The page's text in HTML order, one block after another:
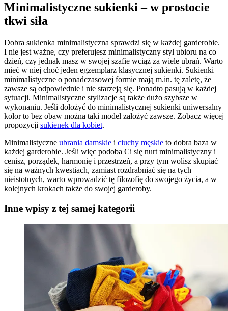
Minimalistyczne sukienki – w prostocie
tkwi siła
Dobra sukienka minimalistyczna sprawdzi się w każdej garderobie.
I nie jest ważne, czy preferujesz minimalistyczny styl ubioru na co
dzień, czy jednak masz w swojej szafie wciąż za wiele ubrań. Warto
mieć w niej choć jeden egzemplarz klasycznej sukienki. Sukienki
minimalistyczne o ponadczasowej formie mają m.in. tę zaletę, że
zawsze są odpowiednie i nie starzeją się. Ponadto pasują w każdej
sytuacji. Minimalistyczne stylizacje są także dużo szybsze w
wykonaniu. Jeśli dołożyć do minimalistycznej sukienki uniwersalny
kolor to bez obaw można taki model założyć zawsze. Zobacz więcej
propozycji sukienek dla kobiet.
Minimalistyczne ubrania damskie i ciuchy męskie to dobra baza w
każdej garderobie. Jeśli więc podoba Ci się nurt minimalistyczny i
cenisz, porządek, harmonię i przestrzeń, a przy tym wolisz skupiać
się na ważnych kwestiach, zamiast rozdrabniać się na tych
nieistotnych, warto wprowadzić tę filozofię do swojego życia, a w
kolejnych krokach także do swojej garderoby.
Inne wpisy z tej samej kategorii